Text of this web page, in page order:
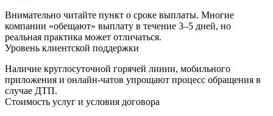
Внимательно читайте пункт о сроке выплаты. Многие
компании «обещают» выплату в течение 3–5 дней, но
реальная практика может отличаться.
Уровень клиентской поддержки
Наличие круглосуточной горячей линии, мобильного
приложения и онлайн-чатов упрощают процесс обращения в
случае ДТП.
Стоимость услуг и условия договора